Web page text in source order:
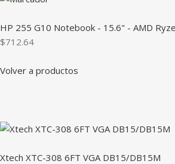
HP 255 G10 Notebook - 15.6" - AMD
$712.64
Volver a productos
Xtech XTC-308 6FT VGA DB15/DB15M